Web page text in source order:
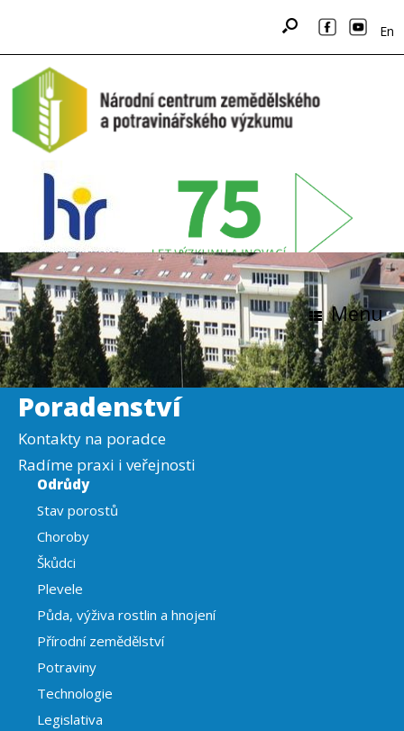
En
Menu
Poradenství
Kontakty na poradce
Radíme praxi i veřejnosti
Odrůdy
Stav porostů
Choroby
Škůdci
Plevele
Půda, výživa rostlin a hnojení
Přírodní zemědělství
Potraviny
Technologie
Legislativa